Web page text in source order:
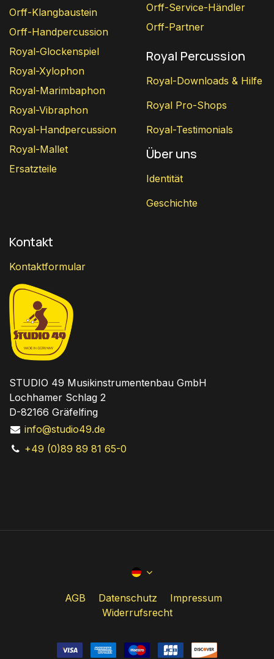
Orff-Klangbaustein
Orff-Handpercussion
Royal-Glockenspiel
Royal-Xylophon
Royal-Marimbaphon
Royal-Vibraphon
Royal-Handpercussion
Royal-Mallet
Ersatzteile
Orff-Service-Händler
Orff-Partner
Royal Percussion
Royal-Downloads & Hilfe
Royal Pro-Shops
Royal-Testimonials
Über uns
Identität
Geschichte
Kontakt
Kontaktformular
STUDIO 49 Musikinstrumentenbau GmbH
Lochhamer Schlag 2
D-82166 Gräfelfing
info@studio49.de
+49 (0)89 89 81 65-0
AGB Datenschutz
Impressum
Widerrufsrecht